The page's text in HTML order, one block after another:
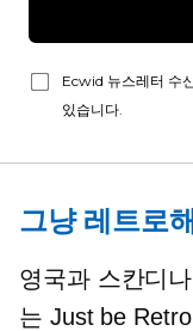
Ecwid 뉴스레터 수
있습니다.
그냥 레트로해
영국과 스칸디
는 Just be